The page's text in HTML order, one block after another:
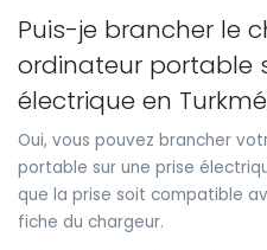
Puis-je brancher le
ordinateur portable
électrique en
Oui, vous pouvez brancher
portable sur une prise
que la prise soit compatible
fiche du chargeur.